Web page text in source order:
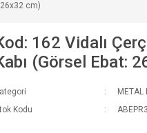
26x32 cm)
162 Vidalı
(Görsel Ebat:
METAL
Kodu